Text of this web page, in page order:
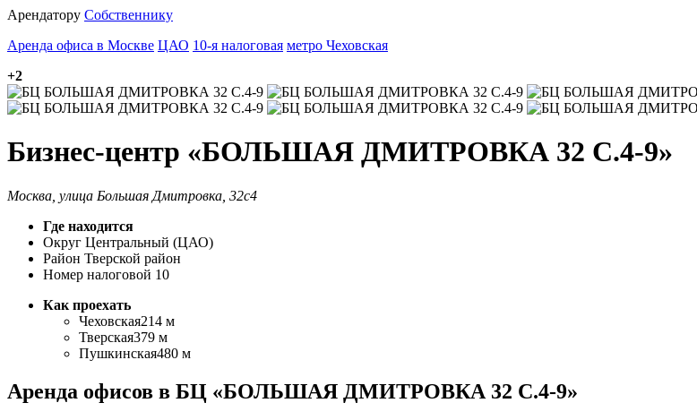
Арендатору Собственнику
Аренда офиса в Москве ЦАО 10-я налоговая метро Чеховская
+2
Бизнес-центр «БОЛЬШАЯ ДМИТРОВКА 32 С.4-9»
Москва, улица Большая Дмитровка, 32с4
Где находится
Округ Центральный (ЦАО)
Район Тверской район
Номер налоговой 10
Как проехать
Чеховская214 м
Тверская379 м
Пушкинская480 м
Аренда офисов в БЦ «БОЛЬШАЯ ДМИТРОВКА 32 С.4-9»